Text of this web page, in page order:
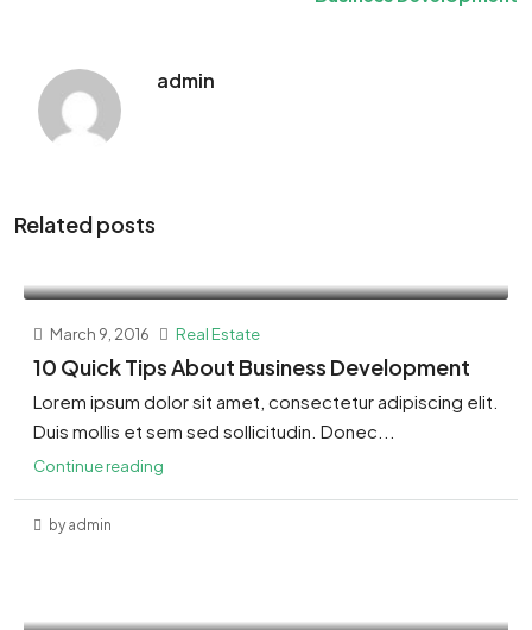
admin
Related posts
March 9, 2016 Real Estate
10 Quick Tips About Business Development
Lorem ipsum dolor sit amet, consectetur adipiscing elit.
Duis mollis et sem sed sollicitudin. Donec...
Continue reading
by admin